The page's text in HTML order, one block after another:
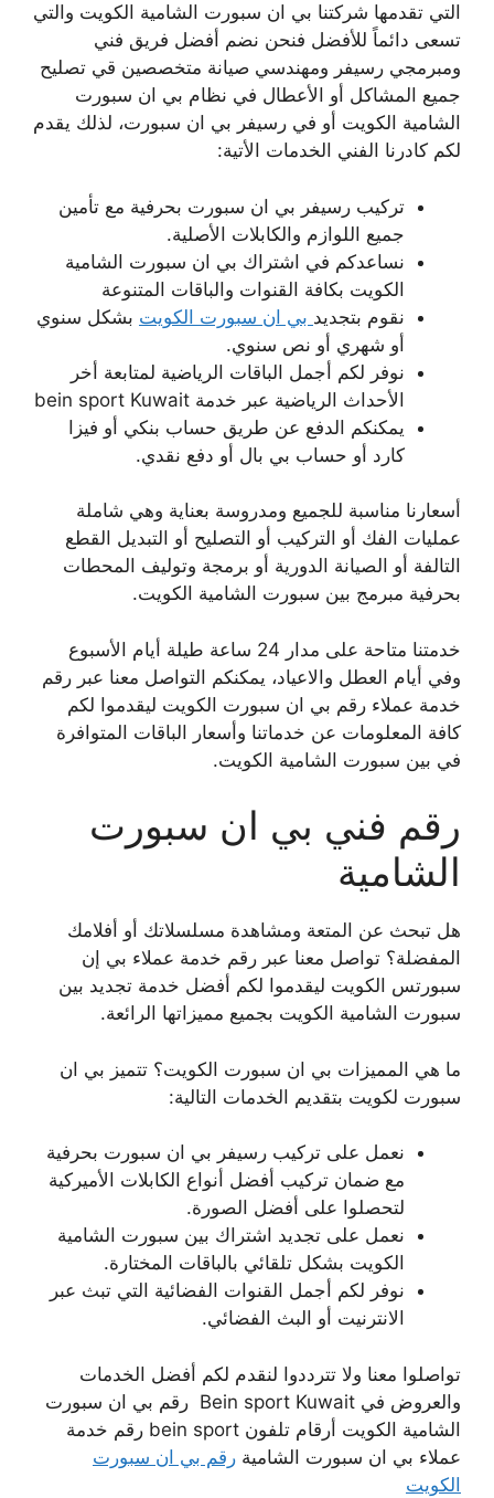
التي تقدمها شركتنا بي ان سبورت الشامية الكويت والتي
تسعى دائماً للأفضل فنحن نضم أفضل فريق فني
ومبرمجي رسيفر ومهندسي صيانة متخصصين قي تصليح
جميع المشاكل أو الأعطال في نظام بي ان سبورت
الشامية الكويت أو في رسيفر بي ان سبورت، لذلك يقدم
لكم كادرنا الفني الخدمات الأتية:
تركيب رسيفر بي ان سبورت بحرفية مع تأمين
جميع اللوازم والكابلات الأصلية.
نساعدكم في اشتراك بي ان سبورت الشامية
الكويت بكافة القنوات والباقات المتنوعة
نقوم بتجديد بي ان سبورت الكويت بشكل سنوي
أو شهري أو نص سنوي.
نوفر لكم أجمل الباقات الرياضية لمتابعة أخر
الأحداث الرياضية عبر خدمة bein sport Kuwait
يمكنكم الدفع عن طريق حساب بنكي أو فيزا
كارد أو حساب بي بال أو دفع نقدي.
أسعارنا مناسبة للجميع ومدروسة بعناية وهي شاملة
عمليات الفك أو التركيب أو التصليح أو التبديل القطع
التالفة أو الصيانة الدورية أو برمجة وتوليف المحطات
بحرفية مبرمج بين سبورت الشامية الكويت.
خدمتنا متاحة على مدار 24 ساعة طيلة أيام الأسبوع
وفي أيام العطل والاعياد، يمكنكم التواصل معنا عبر رقم
خدمة عملاء رقم بي ان سبورت الكويت ليقدموا لكم
كافة المعلومات عن خدماتنا وأسعار الباقات المتوافرة
في بين سبورت الشامية الكويت.
رقم فني بي ان سبورت
الشامية
هل تبحث عن المتعة ومشاهدة مسلسلاتك أو أفلامك
المفضلة؟ تواصل معنا عبر رقم خدمة عملاء بي إن
سبورتس الكويت ليقدموا لكم أفضل خدمة تجديد بين
سبورت الشامية الكويت بجميع مميزاتها الرائعة.
ما هي المميزات بي ان سبورت الكويت؟ تتميز بي ان
سبورت لكويت بتقديم الخدمات التالية:
نعمل على تركيب رسيفر بي ان سبورت بحرفية
مع ضمان تركيب أفضل أنواع الكابلات الأميركية
لتحصلوا على أفضل الصورة.
نعمل على تجديد اشتراك بين سبورت الشامية
الكويت بشكل تلقائي بالباقات المختارة.
نوفر لكم أجمل القنوات الفضائية التي تبث عبر
الانترنيت أو البث الفضائي.
تواصلوا معنا ولا تترددوا لنقدم لكم أفضل الخدمات
والعروض في Bein sport Kuwait رقم بي ان سبورت
الشامية الكويت أرقام تلفون bein sport رقم خدمة
عملاء بي ان سبورت الشامية رقم بي ان سبورت
الكويت